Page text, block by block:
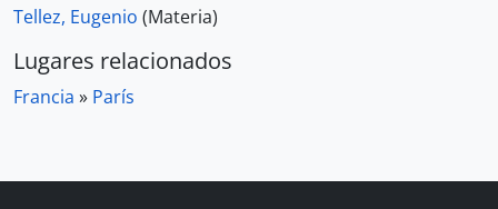
Tellez, Eugenio (Materia)
Lugares relacionados
Francia » París